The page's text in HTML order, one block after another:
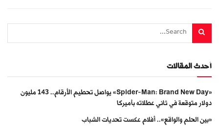
أحدث المقالات
«Spider-Man: Brand New Day» يواصل تحطيم الأرقام.. 143 مليون
دولار متوقعة في ثاني عطلاته بأميركا
«بين الحلم والواقع».. أفلام عكست تحديات الشباب